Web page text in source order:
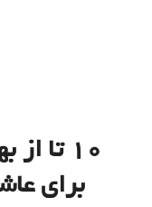
۱۰ تا
برای